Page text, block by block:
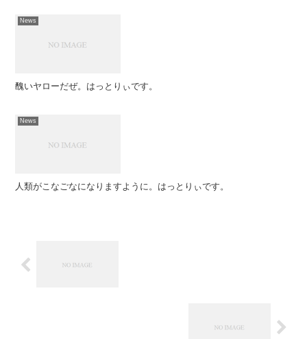
News
醜いヤローだぜ。はっとりぃです。
News
人類がこなごなになりますように。はっとりぃです。